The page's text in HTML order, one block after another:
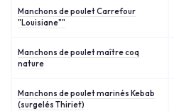
Manchons de poulet Carrefour
"Louisiane""
Manchons de poulet maître coq
nature
Manchons de poulet marinés Kebab
(surgelés Thiriet)